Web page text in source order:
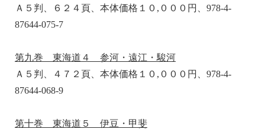
Ａ５判、６２４頁、本体価格１０,０００円、978-4-
87644-075-7
第九巻 東海道４ 参河・遠江・駿河
Ａ５判、４７２頁、本体価格１０,０００円、978-4-
87644-068-9
第十巻 東海道５ 伊豆・甲斐